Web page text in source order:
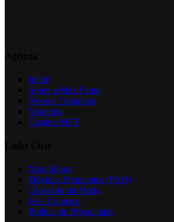
Início
Sobre a Max Fama
Nossos Trabalhos
Modelos
Casting MFT
Max Shorts
Dúvidas Frequentes (FAQ)
Glossário da Moda
Fale Conosco
Política de Privacidade